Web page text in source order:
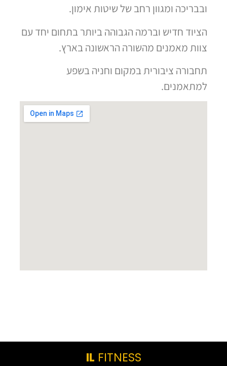
ובבריכה ומגוון רחב של שיטות אימון.
הציוד חדיש וברמה הגבוהה ביותר בתחום יחד עם
צוות מאמנים מהשורה הראשונה בארץ.
תחבורה ציבורית במקום וחניה בשפע
למתאמנים.
IL FITNESS